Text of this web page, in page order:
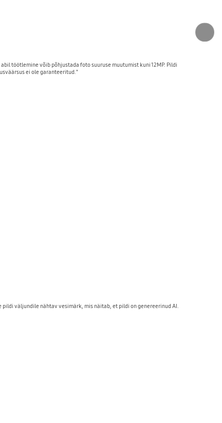
töötlemine võib põhjustada foto suuruse muutumist kuni 12MP. Pildi
ei ole garanteeritud."
väljundile nähtav vesimärk, mis näitab, et pildi on genereerinud AI.